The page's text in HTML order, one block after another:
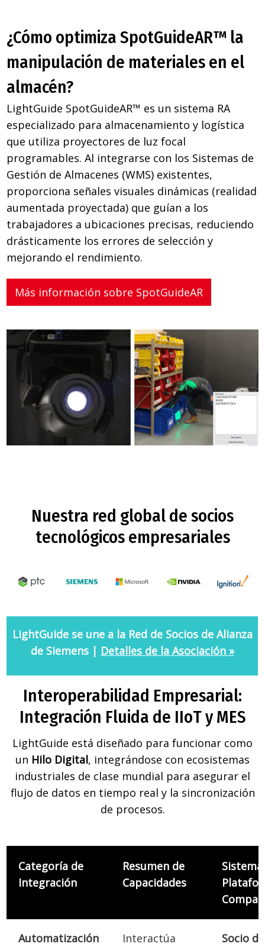
¿Cómo optimiza SpotGuideAR™ la
manipulación de materiales en el
almacén?
LightGuide SpotGuideAR™ es un sistema RA
especializado para almacenamiento y logística
que utiliza proyectores de luz focal
programables. Al integrarse con los Sistemas de
Gestión de Almacenes (WMS) existentes,
proporciona señales visuales dinámicas (realidad
aumentada proyectada) que guían a los
trabajadores a ubicaciones precisas, reduciendo
drásticamente los errores de selección y
mejorando el rendimiento.
Más información sobre SpotGuideAR
Nuestra red global de socios
tecnológicos empresariales
LightGuide se une a la Red de Socios de Alianza
de Siemens | Detalles de la Asociación »
Interoperabilidad Empresarial:
Integración Fluida de IIoT y MES
LightGuide está diseñado para funcionar como
un Hilo Digital, integrándose con ecosistemas
industriales de clase mundial para asegurar el
flujo de datos en tiempo real y la sincronización
de procesos.
Categoría de
Integración
Resumen de
Capacidades
Automatización
Interactúa
Socio